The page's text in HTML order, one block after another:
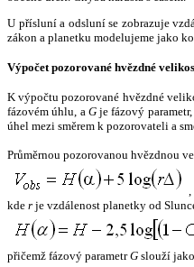
U přísluní a odsluní se zobrazuje
zákon a planetku modelujeme jako
Výpočet pozorované hvězdné
K výpočtu pozorované hvězdné
fázovém úhlu, a Gje fázový
úhel mezi směrem k pozorovateli a
Průměrnou pozorovanou hvězdnou
,
kde r je vzdálenost planetky od
přičemž fázový parametrG slouží